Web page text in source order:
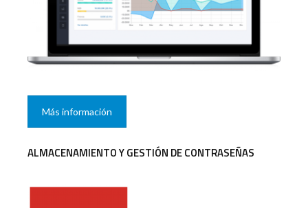
Más información
ALMACENAMIENTO Y GESTIÓN DE CONTRASEÑAS